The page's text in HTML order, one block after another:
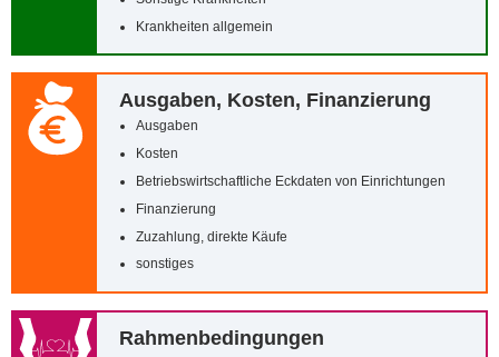
Krankheiten allgemein
Ausgaben, Kosten, Finanzierung
Ausgaben
Kosten
Betriebswirtschaftliche Eckdaten von Einrichtungen
Finanzierung
Zuzahlung, direkte Käufe
sonstiges
Rahmenbedingungen